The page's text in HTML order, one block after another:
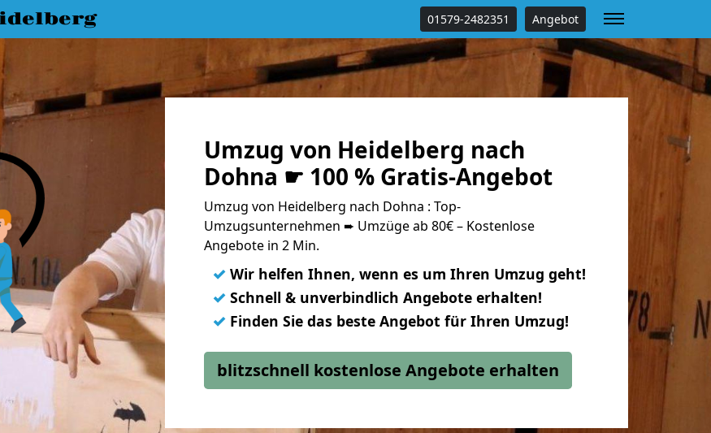
01579-2482351 Angebot
Umzug von Heidelberg nach
Dohna ☛ 100 % Gratis-Angebot
Umzug von Heidelberg nach Dohna : Top-
Umzugsunternehmen ➨ Umzüge ab 80€ – Kostenlose
Angebote in 2 Min.
✓ Wir helfen Ihnen, wenn es um Ihren Umzug geht!
✓ Schnell & unverbindlich Angebote erhalten!
✓ Finden Sie das beste Angebot für Ihren Umzug!
blitzschnell kostenlose Angebote erhalten